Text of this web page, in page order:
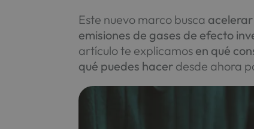
Este nuevo marco busca
emisiones de gases de efecto
artículo te explicamos en qué
qué puedes hacer desde ahora